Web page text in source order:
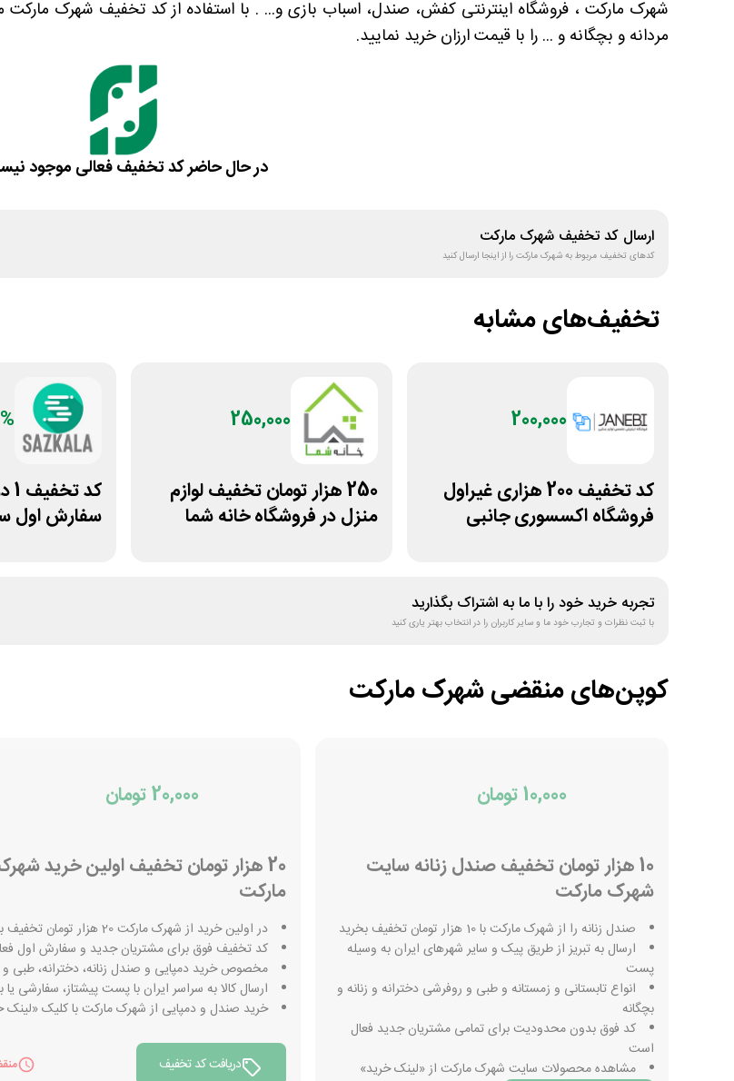
شهرک مارکت ، فروشگاه اینترنتی کفش، صندل، اسباب بازی و... . با استفاده از کد تخفیف شهرک مارکت
مردانه و بچگانه و ... را با قیمت ارزان خرید نمایید.
در حال حاضر کد تخفیف فعالی موجود
ارسال کد تخفیف شهرک مارکت
کدهای تخفیف مربوط بهشهرک مارکترا از اینجا ارسال کنید
تخفیف‌های مشابه
200,000
کد تخفیف 200 هزاری غیراول
فروشگاه اکسسوری جانبی
250,000
250 هزار تومان تخفیف لوازم
منزل در فروشگاه خانه شما
سفارش اول
تجربه خرید خود را با ما به اشتراک بگذارید
با ثبت نظرات و تجارب خود ما و سایر کاربران را در انتخاب بهتر یاری کنید
کوپن‌های منقضیشهرک مارکت
10,000 تومان
10 هزار تومان تخفیف صندل زنانه سایت
شهرک مارکت
صندل زنانه را از شهرک مارکت با 10 هزار تومان تخفیف بخرید
ارسال به تبریز از طریق پیک و سایر شهرهای ایران به وسیله
پست
انواع تابستانی و زمستانه و طبی و روفرشی دخترانه و زنانه و
بچگانه
کد فوق بدون محدودیت برای تمامی مشتریان جدید فعال
است
مشاهده محصولات سایت شهرک مارکت از «لینک خرید»
20,000 تومان
20 هزار تومان تخفیف اولین خرید
مارکت
در اولین خرید از شهرک مارکت 20 هزار تومان تخفیف بگیر
کد تخفیف فوق برای مشتریان جدید و سفارش اول
مخصوص خرید دمپایی و صندل زنانه، دخترانه، طبی و
ارسال کالا به سراسر ایران با پست پیشتاز، سفارشی یا
خرید صندل و دمپایی از شهرک مارکت با کلیک «لینک
دریافت کد تخفیف